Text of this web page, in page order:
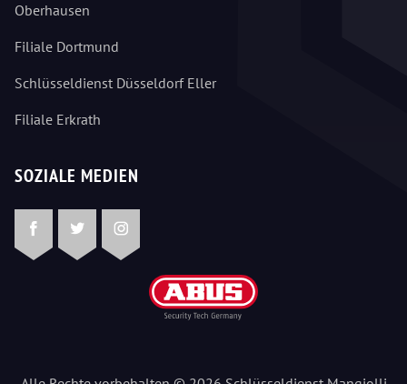
Oberhausen
Filiale Dortmund
Schlüsseldienst Düsseldorf Eller
Filiale Erkrath
SOZIALE MEDIEN
FacebookTwitterInstagram